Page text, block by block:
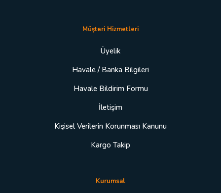
Müşteri Hizmetleri
Üyelik
Havale / Banka Bilgileri
Havale Bildirim Formu
İletişim
Kişisel Verilerin Korunması Kanunu
Kargo Takip
Kurumsal